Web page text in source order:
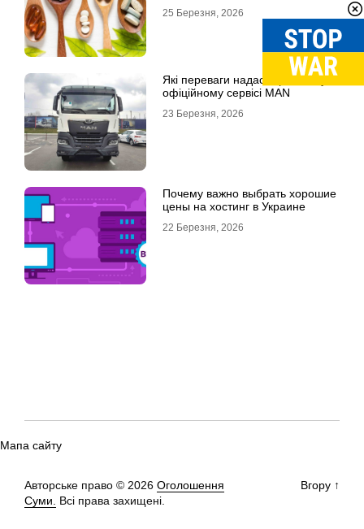
25 Березня, 2026
Які переваги надасть ремонт у
офіційному сервісі MAN
23 Березня, 2026
Почему важно выбрать хорошие
цены на хостинг в Украине
22 Березня, 2026
Мапа сайту
Авторське право © 2026 Оголошення
Суми. Всі права захищені.
Вгору ↑